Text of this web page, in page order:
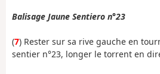
Balisage Jaune Sentiero n°23
(7) Rester sur sa rive gauche en
sentier n°23, longer le torrent en